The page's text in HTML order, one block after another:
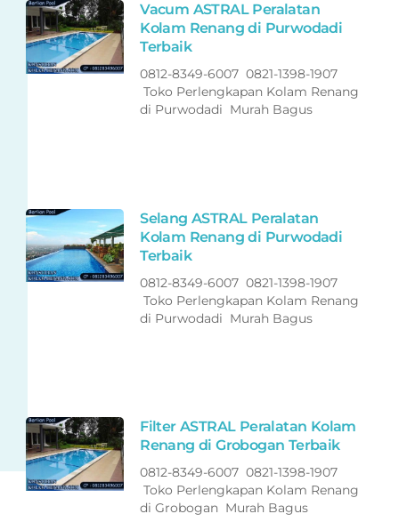
Vacum ASTRAL Peralatan
Kolam Renang di Purwodadi
Terbaik
0812-8349-6007 0821-1398-1907
Toko Perlengkapan Kolam Renang
di Purwodadi Murah Bagus
Selang ASTRAL Peralatan
Kolam Renang di Purwodadi
Terbaik
0812-8349-6007 0821-1398-1907
Toko Perlengkapan Kolam Renang
di Purwodadi Murah Bagus
Filter ASTRAL Peralatan Kolam
Renang di Grobogan Terbaik
0812-8349-6007 0821-1398-1907
Toko Perlengkapan Kolam Renang
di Grobogan Murah Bagus